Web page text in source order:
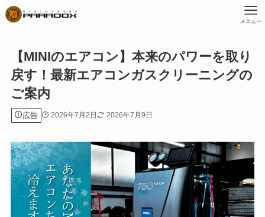
メニュー
【MINIのエアコン】本来のパワーを取り
戻す！最新エアコンガスクリーニングの
ご案内
広告 2026年7月2日 2026年7月9日